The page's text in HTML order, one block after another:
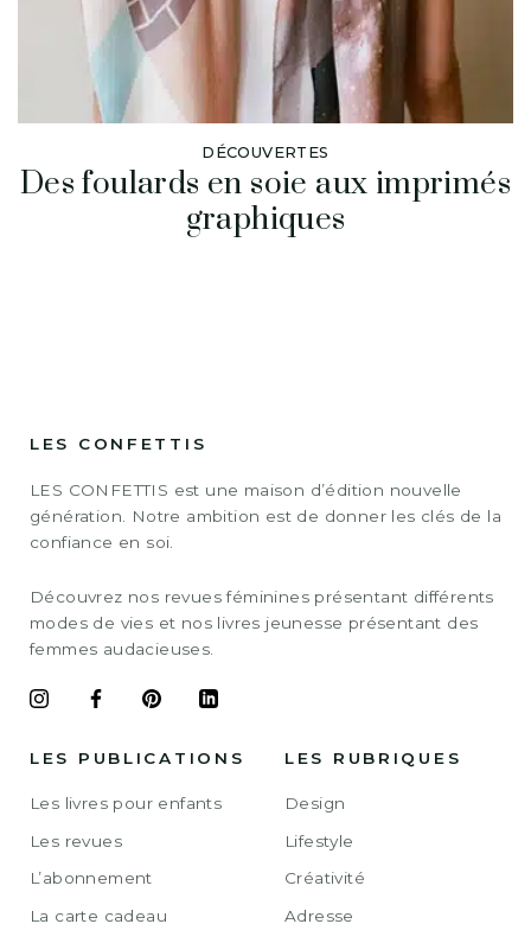
DÉCOUVERTES
Des foulards en soie aux imprimés
graphiques
LES CONFETTIS
LES CONFETTIS est une maison d’édition nouvelle
génération. Notre ambition est de donner les clés de la
confiance en soi.
Découvrez nos revues féminines présentant différents
modes de vies et nos livres jeunesse présentant des
femmes audacieuses.
LES PUBLICATIONS
Les livres pour enfants
Les revues
L’abonnement
La carte cadeau
LES RUBRIQUES
Design
Lifestyle
Créativité
Adresse